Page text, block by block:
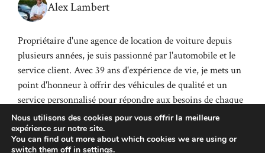
Alex Lambert
Propriétaire d'une agence de location de voiture depuis
plusieurs années, je suis passionné par l'automobile et le
service client. Avec 39 ans d'expérience de vie, je mets un
point d'honneur à offrir des véhicules de qualité et un
service personnalisé pour répondre aux besoins de chaque
client.
Nous utilisons des cookies pour vous offrir la meilleure
expérience sur notre site.
You can find out more about which cookies we are using or
switch them off in settings.